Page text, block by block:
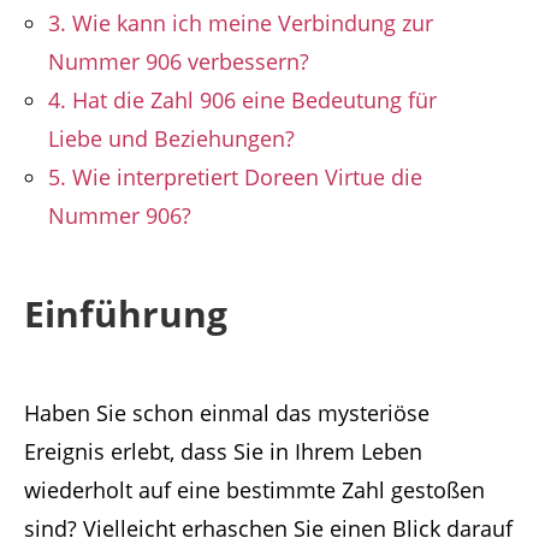
3. Wie kann ich meine Verbindung zur
Nummer 906 verbessern?
4. Hat die Zahl 906 eine Bedeutung für
Liebe und Beziehungen?
5. Wie interpretiert Doreen Virtue die
Nummer 906?
Einführung
Haben Sie schon einmal das mysteriöse
Ereignis erlebt, dass Sie in Ihrem Leben
wiederholt auf eine bestimmte Zahl gestoßen
sind? Vielleicht erhaschen Sie einen Blick darauf